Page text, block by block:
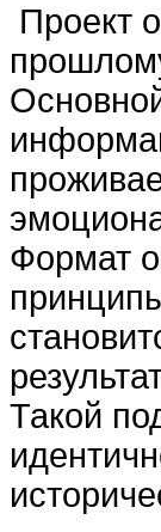
Проект
Формат
Такой